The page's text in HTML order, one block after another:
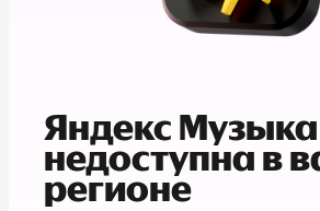
Яндекс Музыка
недоступна в
регионе